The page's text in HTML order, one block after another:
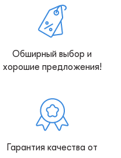
Обширный выбор и
хорошие предложения!
Гарантия качества от